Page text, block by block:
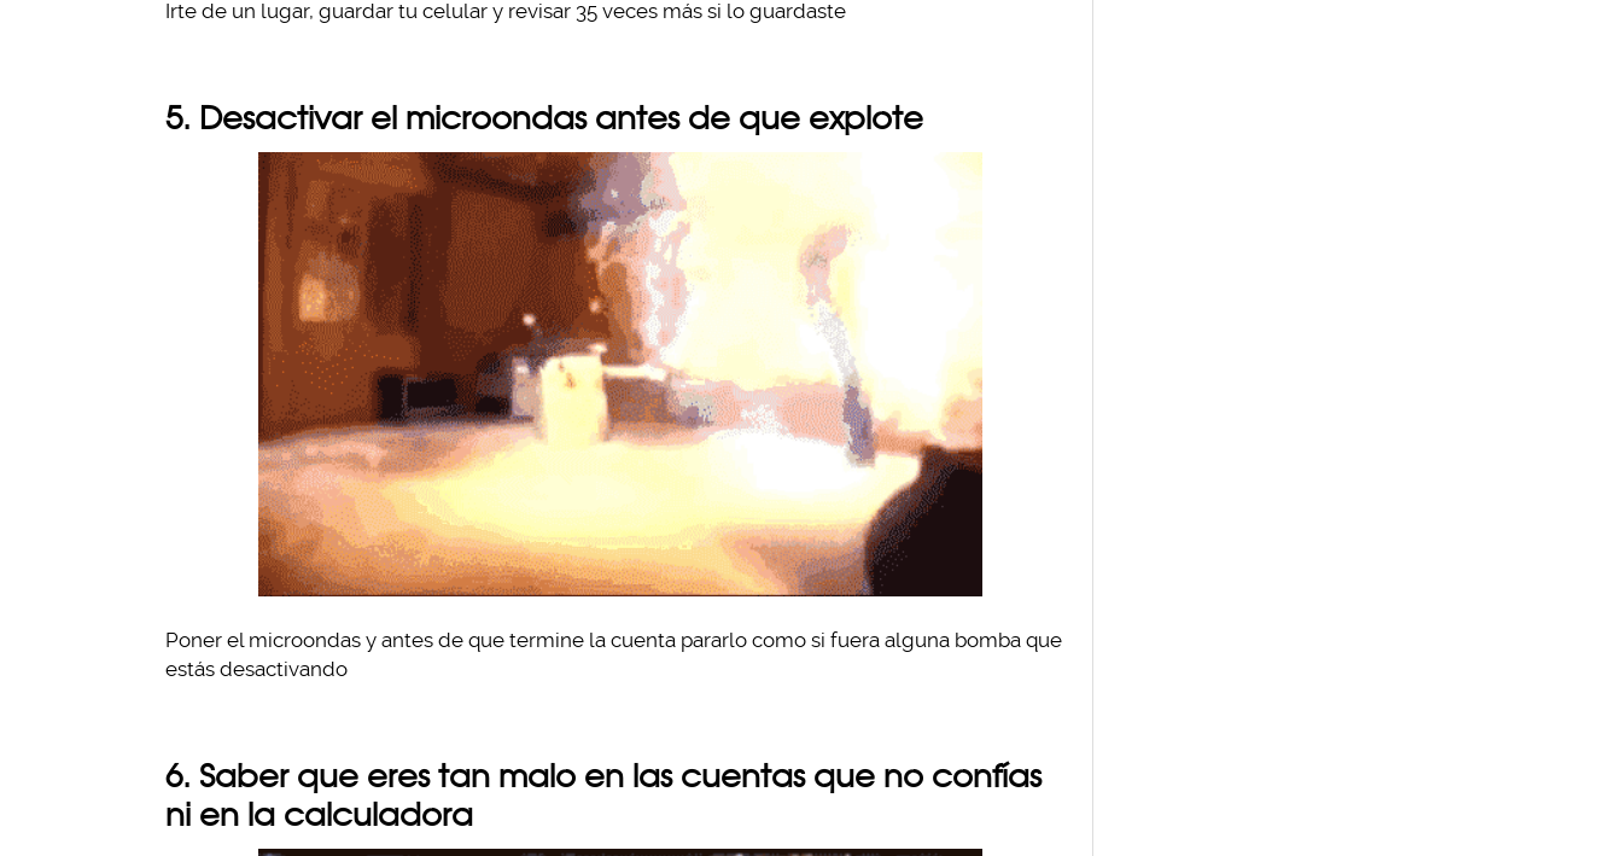
Irte de un lugar, guardar tu celular y revisar 35 veces más si lo guardaste
5. Desactivar el microondas antes de que explote
Poner el microondas y antes de que termine la cuenta pararlo como si fuera alguna bomba que
estás desactivando
6. Saber que eres tan malo en las cuentas que no confías
ni en la calculadora